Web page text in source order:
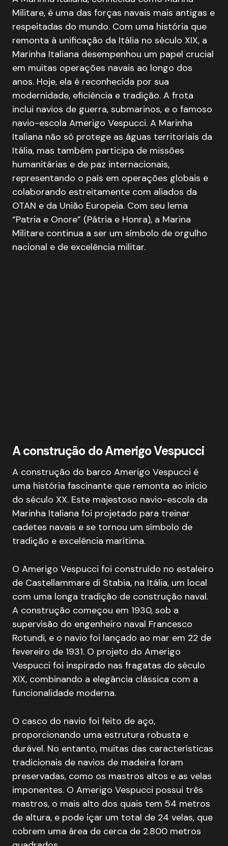
Militare, é uma das forças navais mais antigas e
respeitadas do mundo. Com uma história que
remonta à unificação da Itália no século XIX, a
Marinha Italiana desempenhou um papel crucial
em muitas operações navais ao longo dos
anos. Hoje, ela é reconhecida por sua
modernidade, eficiência e tradição. A frota
inclui navios de guerra, submarinos, e o famoso
navio-escola Amerigo Vespucci. A Marinha
Italiana não só protege as águas territoriais da
Itália, mas também participa de missões
humanitárias e de paz internacionais,
representando o país em operações globais e
colaborando estreitamente com aliados da
OTAN e da União Europeia. Com seu lema
“Patria e Onore” (Pátria e Honra), a Marina
Militare continua a ser um símbolo de orgulho
nacional e de excelência militar.
A construção do Amerigo Vespucci
A construção do barco Amerigo Vespucci é
uma história fascinante que remonta ao início
do século XX. Este majestoso navio-escola da
Marinha Italiana foi projetado para treinar
cadetes navais e se tornou um símbolo de
tradição e excelência marítima.
O Amerigo Vespucci foi construído no estaleiro
de Castellammare di Stabia, na Itália, um local
com uma longa tradição de construção naval.
A construção começou em 1930, sob a
supervisão do engenheiro naval Francesco
Rotundi, e o navio foi lançado ao mar em 22 de
fevereiro de 1931. O projeto do Amerigo
Vespucci foi inspirado nas fragatas do século
XIX, combinando a elegância clássica com a
funcionalidade moderna.
O casco do navio foi feito de aço,
proporcionando uma estrutura robusta e
durável. No entanto, muitas das características
tradicionais de navios de madeira foram
preservadas, como os mastros altos e as velas
imponentes. O Amerigo Vespucci possui três
mastros, o mais alto dos quais tem 54 metros
de altura, e pode içar um total de 24 velas, que
cobrem uma área de cerca de 2.800 metros